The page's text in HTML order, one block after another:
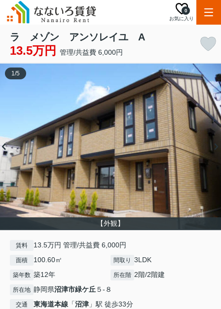
お気に入り
0
ラ メゾン アンソレイユ A
13.5万円 管理/共益費 6,000円
【外観】
1/5
賃料 13.5万円 管理/共益費 6,000円
面積 100.60㎡ 間取り 3LDK
築年数 築12年 所在階 2階/2階建
所在地 静岡県沼津市緑ケ丘５-８
交通 東海道本線 「沼津 」駅 徒歩33分